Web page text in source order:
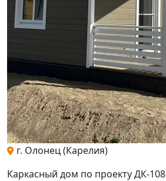
г. Олонец (Карелия)
Каркасный дом по проекту ДК-108